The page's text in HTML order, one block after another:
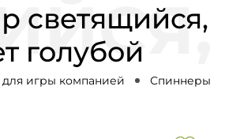
светящийся,
голубой
игры компанией Спиннеры